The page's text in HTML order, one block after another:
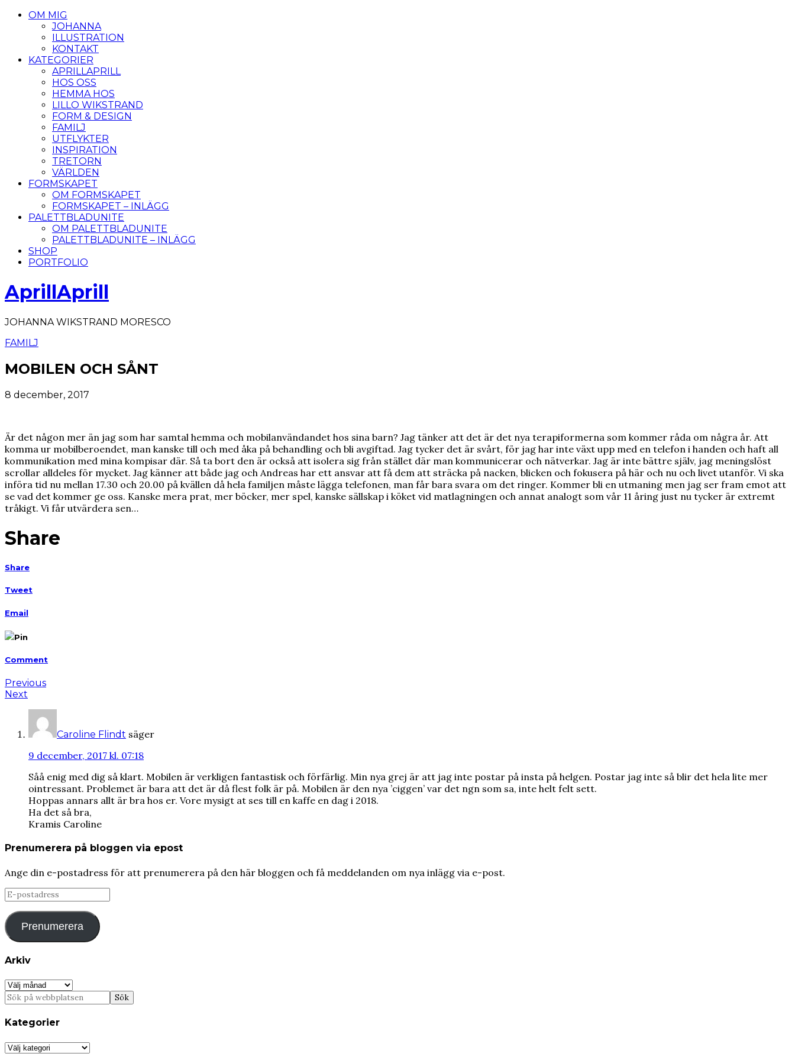
OM MIG
JOHANNA
ILLUSTRATION
KONTAKT
KATEGORIER
APRILLAPRILL
HOS OSS
HEMMA HOS
LILLO WIKSTRAND
FORM & DESIGN
FAMILJ
UTFLYKTER
INSPIRATION
TRETORN
VÄRLDEN
FORMSKAPET
OM FORMSKAPET
FORMSKAPET – INLÄGG
PALETTBLADUNITE
OM PALETTBLADUNITE
PALETTBLADUNITE – INLÄGG
SHOP
PORTFOLIO
AprillAprill
JOHANNA WIKSTRAND MORESCO
FAMILJ
MOBILEN OCH SÅNT
8 december, 2017
Är det någon mer än jag som har samtal hemma och mobilanvändandet hos sina barn? Jag tänker att det är det nya terapiformerna som kommer råda om några år. Att
komma ur mobilberoendet, man kanske till och med åka på behandling och bli avgiftad. Jag tycker det är svårt, för jag har inte växt upp med en telefon i handen och haft all
kommunikation med mina kompisar där. Så ta bort den är också att isolera sig från stället där man kommunicerar och nätverkar. Jag är inte bättre själv, jag meningslöst
scrollar alldeles för mycket. Jag känner att både jag och Andreas har ett ansvar att få dem att sträcka på nacken, blicken och fokusera på här och nu och livet utanför. Vi ska
införa tid nu mellan 17.30 och 20.00 på kvällen då hela familjen måste lägga telefonen, man får bara svara om det ringer. Kommer bli en utmaning men jag ser fram emot att
se vad det kommer ge oss. Kanske mera prat, mer böcker, mer spel, kanske sällskap i köket vid matlagningen och annat analogt som vår 11 åring just nu tycker är extremt
tråkigt. Vi får utvärdera sen…
Share
Share
Tweet
Email
Pin
Comment
Previous
Next
Caroline Flindt säger
9 december, 2017 kl. 07:18
Såå enig med dig så klart. Mobilen är verkligen fantastisk och förfärlig. Min nya grej är att jag inte postar på insta på helgen. Postar jag inte så blir det hela lite mer
ointressant. Problemet är bara att det är då flest folk är på. Mobilen är den nya ’ciggen’ var det ngn som sa, inte helt felt sett.
Hoppas annars allt är bra hos er. Vore mysigt at ses till en kaffe en dag i 2018.
Ha det så bra,
Kramis Caroline
Prenumerera på bloggen via epost
Ange din e-postadress för att prenumerera på den här bloggen och få meddelanden om nya inlägg via e-post.
E-
postadress
Prenumerera
Arkiv
Arkiv
Kategorier
Kategorier